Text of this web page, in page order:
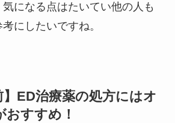
になる点はたいてい他の人も
にしたいですね。
】ED治療薬の処方にはオ
おすすめ！